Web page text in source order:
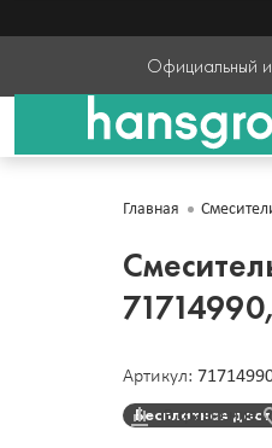
Официальный
Главная
Артикул:
В сравнение
Бесплатная